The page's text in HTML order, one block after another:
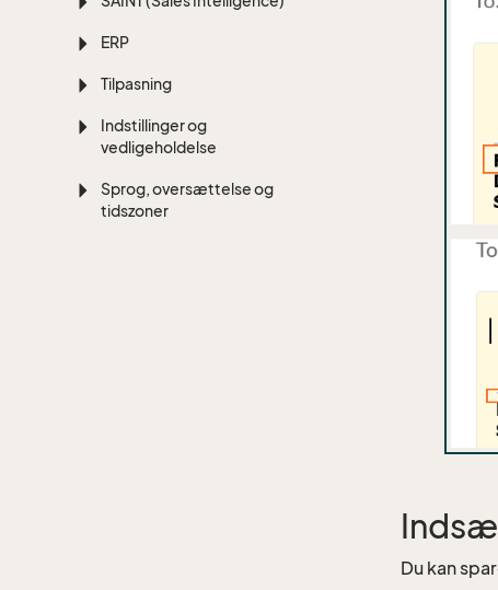
ERP
Tilpasning
Indstillinger og
vedligeholdelse
Sprog, oversættelse og
tidszoner
Du kan